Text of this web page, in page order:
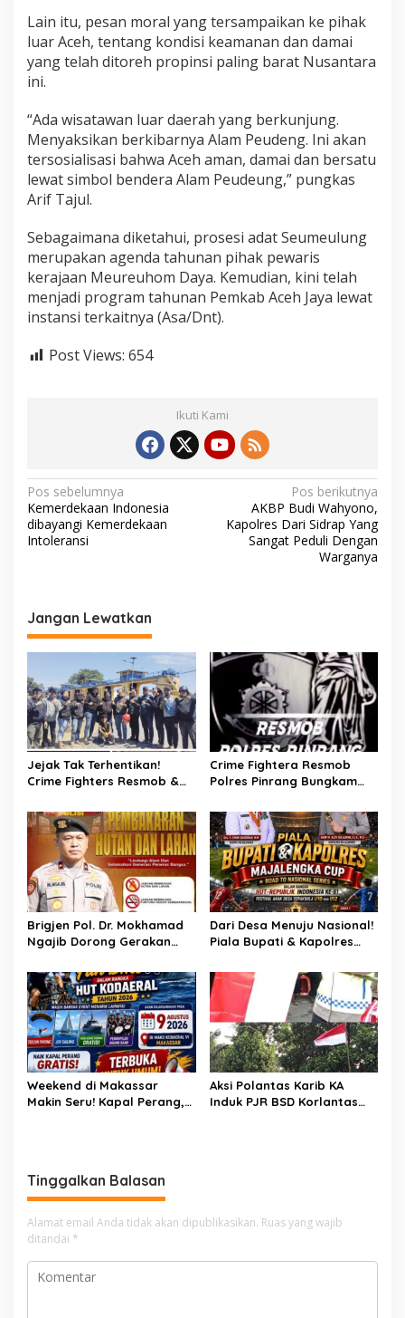
Lain itu, pesan moral yang tersampaikan ke pihak
luar Aceh, tentang kondisi keamanan dan damai
yang telah ditoreh propinsi paling barat Nusantara
ini.
“Ada wisatawan luar daerah yang berkunjung.
Menyaksikan berkibarnya Alam Peudeng. Ini akan
tersosialisasi bahwa Aceh aman, damai dan bersatu
lewat simbol bendera Alam Peudeung,” pungkas
Arif Tajul.
Sebagaimana diketahui, prosesi adat Seumeulung
merupakan agenda tahunan pihak pewaris
kerajaan Meureuhom Daya. Kemudian, kini telah
menjadi program tahunan Pemkab Aceh Jaya lewat
instansi terkaitnya (Asa/Dnt).
Post Views: 654
Ikuti Kami
N
a
v
a
s
i
p
o
s
Pos sebelumnya
Kemerdekaan Indonesia
dibayangi Kemerdekaan
Intoleransi
Pos berikutnya
AKBP Budi Wahyono,
Kapolres Dari Sidrap Yang
Sangat Peduli Dengan
Warganya
Jangan Lewatkan
Jejak Tak Terhentikan!
Crime Fighters Resmob &
Polres Pinrang Berhasil
Bekuk Pelaku Pembunuhan
di Jalan Macan, Apresiasi
Mengalir Untuk Ipda Ahmad
Haris dan Aiptu Syahrir,
Kerja Senyap Polisi
Berbuah Pengungkapan
Kasus Menonjol
Crime Fightera Resmob
Polres Pinrang Bungkam
Pembunuhan : Apresiasi
Mengalir Untuk Tim Buser
Ipda Ahmad Haris
Brigjen Pol. Dr. Mokhamad
Ngajib Dorong Gerakan
Hutan, Jaga Kehidupan
Dari Desa Menuju Nasional!
Piala Bupati & Kapolres
Bibit-Bibit Juara
Weekend di Makassar
Makin Seru! Kapal Perang,
Aksi Polantas Karib KA
Induk PJR BSD Korlantas
Tinggalkan Balasan
Alamat email Anda tidak akan dipublikasikan. Ruas yang wajib
ditandai *